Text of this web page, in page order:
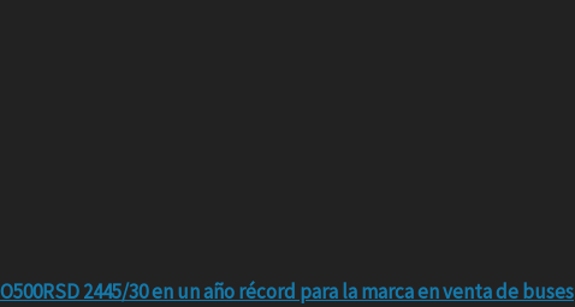
2445/30 en un año récord para la marca en venta de buses